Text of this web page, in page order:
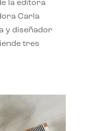
la editora
Carla
y diseñador
tres